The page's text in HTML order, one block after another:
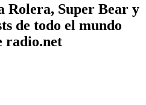
Rolera, Super Bear y
de todo el mundo
radio.net